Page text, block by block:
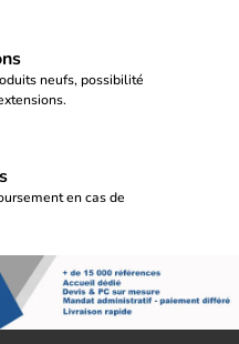
neufs, possibilité
en cas de